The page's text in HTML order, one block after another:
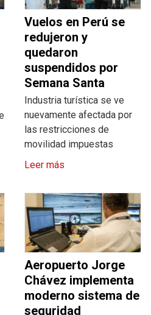
Vuelos en Perú se
redujeron y
quedaron
suspendidos por
Semana Santa
Industria turística se ve
nuevamente afectada por
las restricciones de
movilidad impuestas
Leer más
Aeropuerto Jorge
Chávez implementa
moderno sistema de
seguridad